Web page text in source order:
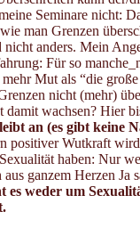
Seminare nicht:
man Grenzen
nicht anders. Mein
Für so
Mut als “die
nicht (mehr)
damit wachsen? Hier
an (es gibt keine
positiver Wutkraft
haben: Nur
ganzem Herzen Ja
es weder um